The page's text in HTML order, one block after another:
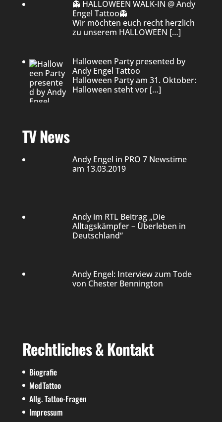
👻 HALLOWEEN WALK-IN @ Andy
Engel Tattoo👻
Wir möchten euch recht herzlich
zu unserem HALLOWEEN […]
Halloween Party presented by
Andy Engel Tattoo
Halloween Party am 31. Oktober:
Halloween steht vor […]
TV News
Andy Engel in PRO 7 Newstime
am 13.03.2019
Andy im RTL Beitrag „Die
Alltagskämpfer – Überleben in
Deutschland“
Andy Engel: Interview zum Tode
von Chester Bennington
Rechtliches & Kontakt
Biografie
MedTattoo
Allg. Tattoo-Fragen
Impressum